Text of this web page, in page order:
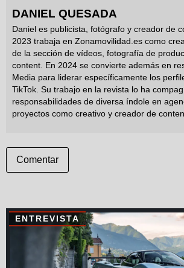
DANIEL QUESADA
Daniel es publicista, fotógrafo y creador de
2023 trabaja en Zonamovilidad.es como
de la sección de vídeos, fotografía de
content. En 2024 se convierte además en
Media para liderar específicamente los
TikTok. Su trabajo en la revista lo ha
responsabilidades de diversa índole en
proyectos como creativo y creador de
Comentar
ENTREVISTA